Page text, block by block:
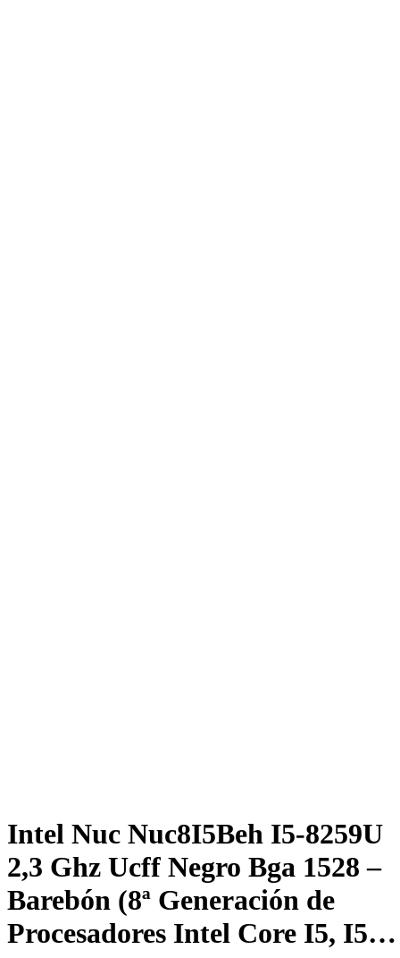
Intel Nuc Nuc8I5Beh I5-8259U
2,3 Ghz Ucff Negro Bga 1528 –
Barebón (8ª Generación de
Procesadores Intel Core I5, I5…